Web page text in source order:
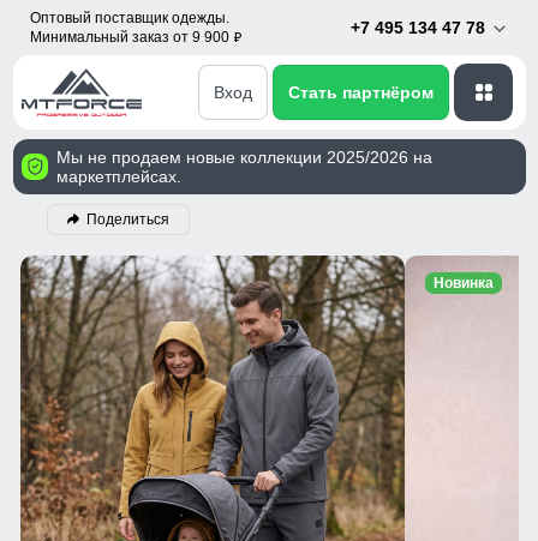
Оптовый поставщик одежды.
Минимальный заказ от 9 900 p
+7 495 134 47 78
Вход Стать партнёром
Мы не продаем новые коллекции 2025/2026 на
маркетплейсах.
Поделиться
Новинка